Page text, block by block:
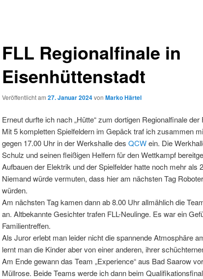
FLL Regionalfinale in
Eisenhüttenstadt
Veröffentlicht am 27. Januar 2024von Marko Härtel
Erneut durfte ich nach „Hütte“ zum dortigen Regionalfinale
Mit 5 kompletten Spielfeldern im Gepäck traf ich zusammen
gegen 17.00 Uhr in der Werkshalle des QCWein. Die
Schulz und seinen fleißigen Helfern für den Wettkampf
Aufbauen der Elektrik und der Spielfelder hatte noch mehr als
Niemand würde vermuten, dass hier am nächsten Tag
würden.
Am nächsten Tag kamen dann ab 8.00 Uhr allmählich die
an. Altbekannte Gesichter trafen FLL-Neulinge. Es war ein
Familientreffen.
Als Juror erlebt man leider nicht die spannende Atmosphäre
lernt man die Kinder aber von einer anderen, ihrer
Am Ende gewann das Team „Experience“ aus Bad Saarow
Müllrose. Beide Teams werde ich dann beim